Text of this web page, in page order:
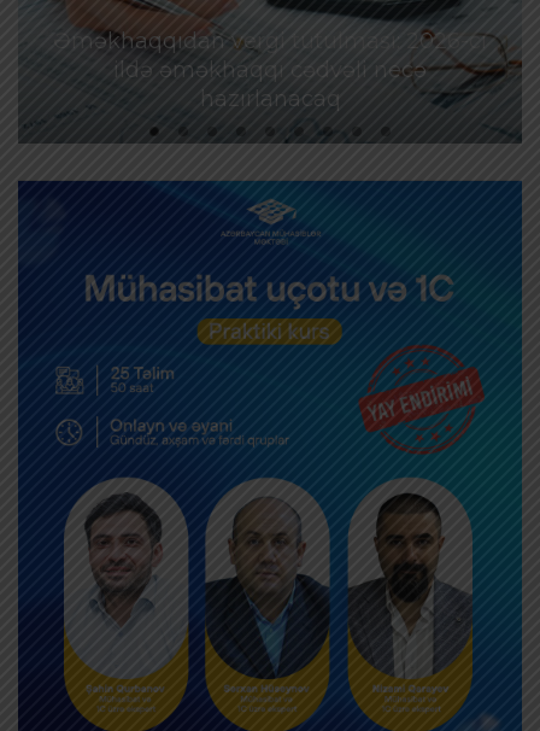
Əməkhaqqıdan vergi tutulması: 2026-cı
ildə əməkhaqqı cədvəli necə
hazırlanacaq